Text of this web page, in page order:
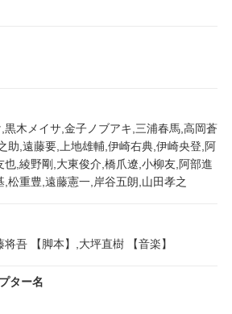
黒木メイサ,金子ノブアキ,三浦春馬,高岡蒼
助,遠藤要,上地雄輔,伊崎右典,伊崎央登,阿
,綾野剛,大東俊介,橋爪遼,小柳友,阿部進
松重豊,遠藤憲一,岸谷五朗,山田孝之
吾 【脚本】,大坪直樹 【音楽】
ター名